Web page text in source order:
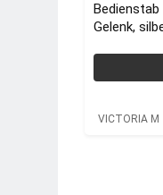
Gelenk,
VICTORIA M